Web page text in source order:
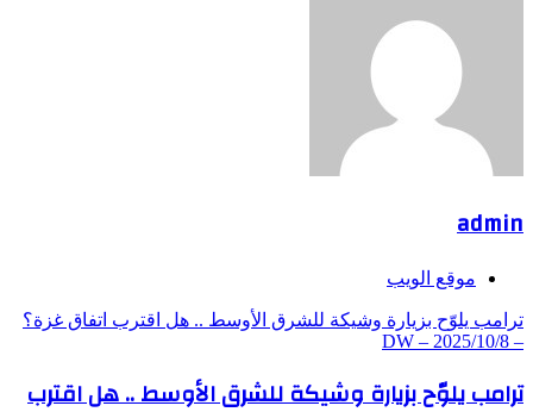
admin
موقع الويب
ترامب يلوّح بزيارة وشيكة للشرق الأوسط .. هل اقترب اتفاق غزة؟
– DW – 2025/10/8
ترامب يلوّح بزيارة وشيكة للشرق الأوسط .. هل اقترب